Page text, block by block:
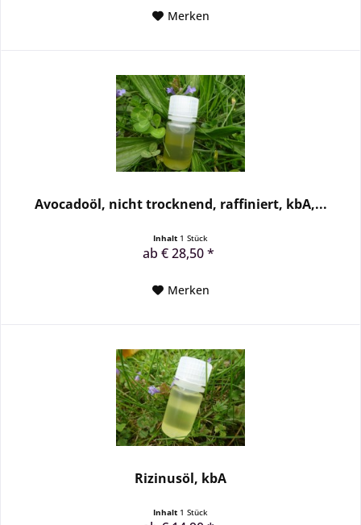
Merken
Avocadoöl, nicht trocknend, raffiniert, kbA,...
Inhalt 1 Stück
ab € 28,50 *
Merken
Rizinusöl, kbA
Inhalt 1 Stück